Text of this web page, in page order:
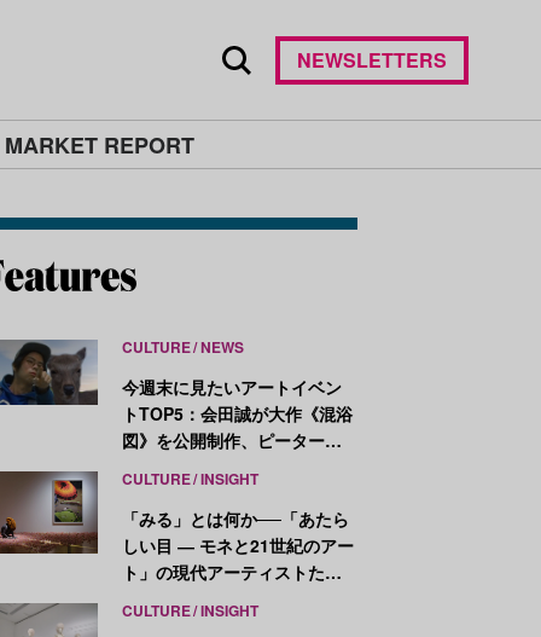
REPORT
NEWSLETTERS
CULTURE NEWS
今週末に見たいアートイベン
トTOP5：会田誠が大作《混浴
図》を公開制作、ピーター・
CULTURE INSIGHT
「みる」とは何か──「あたら
しい目 ― モネと21世紀のアー
ト」の現代アーティストたち
CULTURE INSIGHT